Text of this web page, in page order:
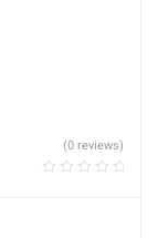
(0 reviews)